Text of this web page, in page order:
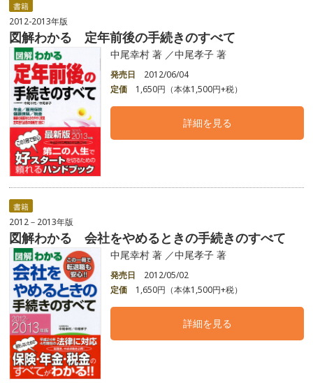
書籍
2012-2013年版
図解わかる 定年前後の手続きのすべて
中尾幸村 著 ／中尾孝子 著
発売日
2012/06/04
定価
1,650円（本体1,500円+税）
詳細を見る
書籍
2012－2013年版
図解わかる 会社をやめるときの手続きのすべて
中尾幸村 著 ／中尾孝子 著
発売日
2012/05/02
定価
1,650円（本体1,500円+税）
詳細を見る